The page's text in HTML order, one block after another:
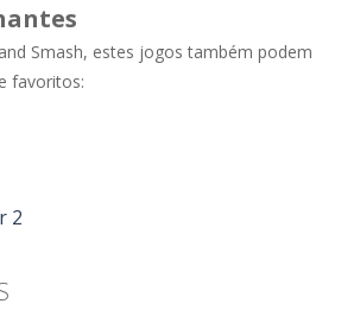
Smash, estes jogos também podem
favoritos:
2